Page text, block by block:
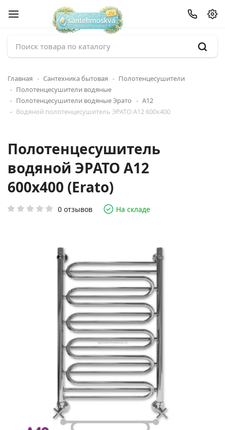
Главная Сантехника бытовая
Полотенцесушители
Полотенцесушители водяные
Полотенцесушители водяные Эрато
А12
Водяной полотенцесушитель ЭРАТО А12 600x400
Полотенцесушитель
водяной ЭРАТО А12
600x400 (Erato)
0 отзывов На складе